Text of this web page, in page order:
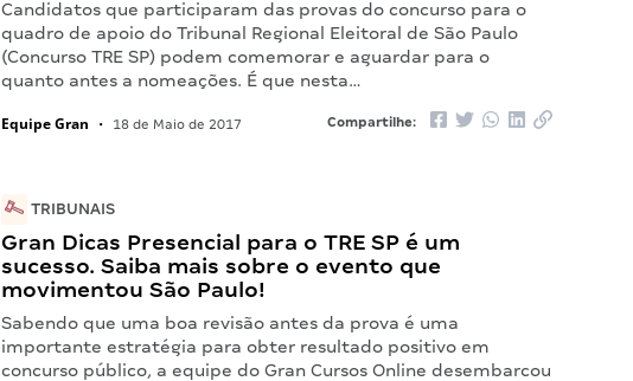
Candidatos que participaram das provas do concurso para o
quadro de apoio do Tribunal Regional Eleitoral de São Paulo
(Concurso TRE SP) podem comemorar e aguardar para o
quanto antes a nomeações. É que nesta…
Equipe Gran • 18 de Maio de 2017 Compartilhe:
TRIBUNAIS
Gran Dicas Presencial para o TRE SP é um
sucesso. Saiba mais sobre o evento que
movimentou São Paulo!
Sabendo que uma boa revisão antes da prova é uma
importante estratégia para obter resultado positivo em
concurso público, a equipe do Gran Cursos Online desembarcou